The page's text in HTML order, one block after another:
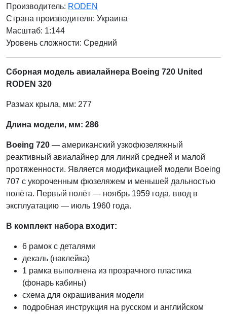
Производитель: RODEN
Страна производителя: Украина
Масштаб: 1:144
Уровень сложности: Cредний
Сборная модель авиалайнера Boeing 720 United
RODEN 320
Размах крыла, мм: 277
Длина модели, мм: 286
Boeing 720 — американский узкофюзеляжный
реактивный авиалайнер для линий средней и малой
протяженности. Является модификацией модели Boeing
707 с укороченным фюзеляжем и меньшей дальностью
полёта. Первый полёт — ноябрь 1959 года, ввод в
эксплуатацию — июль 1960 года.
В комплект набора входит:
6 рамок с деталями
декаль (наклейка)
1 рамка выполнена из прозрачного пластика
(фонарь кабины)
схема для окрашивания модели
подробная инструкция на русском и английском